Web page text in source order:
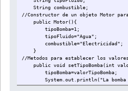
return nombre;
}
public String getApellidos(){
return apellidos;
public int getEdad(){
return edad;
public boolean getCasado(){
String combustible;
//Constructor de un objeto Motor
public Motor(){
tipoBomba=1;
tipoFluido="Agua";
combustible="Electricidad";
}
//Metodos para establecer los
public void setTipoBomba(int
tipoBomba=valorTipoBomba;
System.out.println("La bomba
}